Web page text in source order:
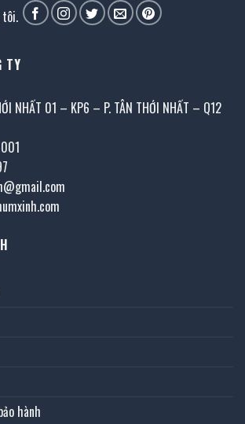
TY
NHẤT 01 – KP6 – P. TÂN THỚI NHẤT – Q12
hành